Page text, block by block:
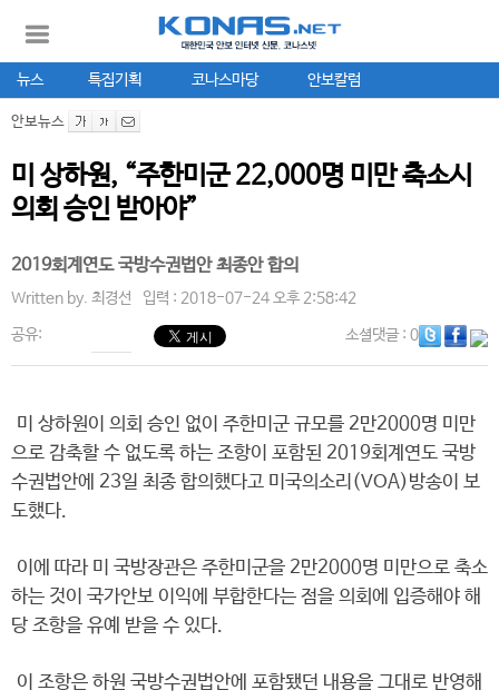
뉴스 특집기획 코나스마당 안보칼럼
안보뉴스
미 상하원, “주한미군 22,000명 미만 축소시
의회 승인 받아야”
2019회계연도 국방수권법안 최종안 합의
Written by. 최경선 입력 : 2018-07-24 오후 2:58:42
공유: 소셜댓글: 0
미 상하원이 의회 승인 없이 주한미군 규모를 2만2000명 미만
으로 감축할 수 없도록 하는 조항이 포함된 2019회계연도 국방
수권법안에 23일 최종 합의했다고 미국의소리(VOA)방송이 보
도했다.
이에 따라 미 국방장관은 주한미군을 2만2000명 미만으로 축소
하는 것이 국가안보 이익에 부합한다는 점을 의회에 입증해야 해
당 조항을 유예 받을 수 있다.
이 조항은 하원 국방수권법안에 포함됐던 내용을 그대로 반영해